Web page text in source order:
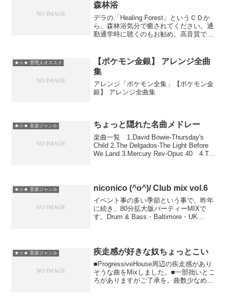
森林浴
デラの「Healing Forest」というＣＤか
ら。森林浴気分で癒されてください。通
勤通学時に聴くのもお勧め。高音質で聴
換されて森の動物や妖精が出現しま
す。 ｂ→豚 ...
★☆★ 管理人オススメ
【ポケモン金銀】 アレンジ全曲
集
アレンジ「ポケモン全集」【ポケモン金
銀】 アレンジ全曲集
★☆★ 音楽ジャンル ちょっと隠れた名曲メドレー
楽曲一覧 1.David Bowie-Thursday's
Child 2.The Delgados-The Light Before
We Land 3.Mercury Rev-Opus 40 4.The
★☆★ 音楽ジャンル niconico (^o^)/ Club mix vol.6
イベント事の多い季節という事で、昨年
に続き、80分拡大版パーティーMIXで
す。Drum & Bass・Baltimore・UK
★☆★ 音楽ジャンル 疾走感が好きな奴ちょっとこい
■ProgressiveHouse周辺の疾走感があり
そうな曲をMixしました。■一部拙いとこ
ろがありますがご了承を。曲数少なめ。